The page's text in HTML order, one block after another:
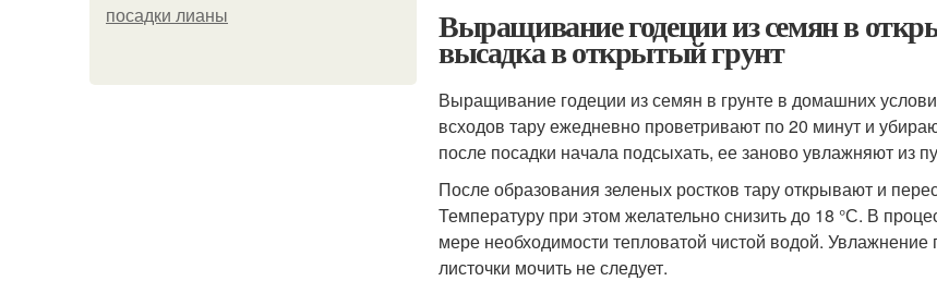
посадки лианы
Выращивание годеции из семян в
высадка в открытый грунт
Выращивание годеции из семян в грунте в домашних
всходов тару ежедневно проветривают по 20 минут и
после посадки начала подсыхать, ее заново увлажняют из
После образования зеленых ростков тару открывают и
Температуру при этом желательно снизить до 18 °С. В
мере необходимости тепловатой чистой водой. Увлажнение
листочки мочить не следует.